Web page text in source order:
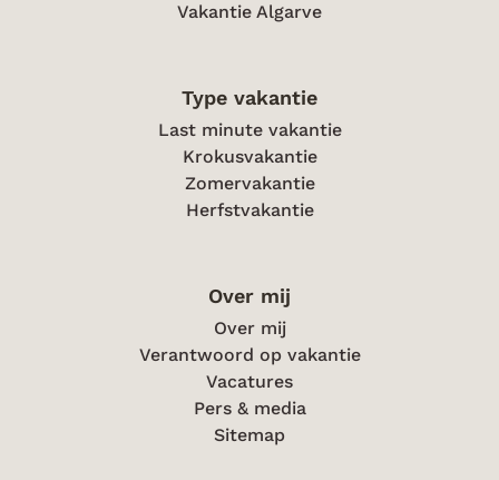
Vakantie Algarve
Type vakantie
Last minute vakantie
Krokusvakantie
Zomervakantie
Herfstvakantie
Over mij
Over mij
Verantwoord op vakantie
Vacatures
Pers & media
Sitemap